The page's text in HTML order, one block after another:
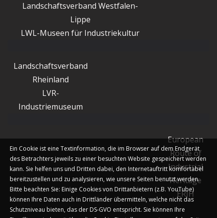
Landschaftsverband Westfalen-
Lippe
LWL-Museen für Industriekultur
Landschaftsverband
Rheinland
LVR-
Industriemuseum
European
Route of
Industrial
Heritage
ERIH
Ein Cookie ist eine Textinformation, die im Browser auf dem Endgerät
des Betrachters jeweils zu einer besuchten Website gespeichert werden
kann. Sie helfen uns und Dritten dabei, den Internetauftritt komfortabel
bereitzustellen und zu analysieren, wie unsere Seiten benutzt werden.
Bitte beachten Sie: Einige Cookies von Drittanbietern (z.B. YouTube)
können Ihre Daten auch in Drittländer übermitteln, welche nicht das
Schutzniveau bieten, das der DS-GVO entspricht. Sie können Ihre